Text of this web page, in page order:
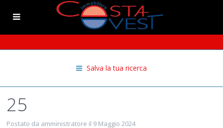
Salva la tua ricerca
25
Postato da amministratore il 9 Maggio 2024